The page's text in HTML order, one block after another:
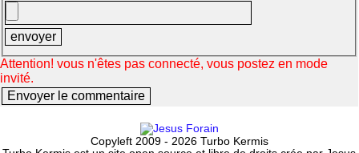
Attention! vous n'êtes pas connecté, vous postez en mode
invité.
Copyleft 2009 - 2026 Turbo Kermis